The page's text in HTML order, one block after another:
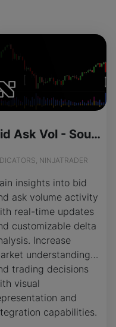
Bid Ask Vol - Source Code
NINJATRADER
insights into bid
ask volume activity
real-time updates
customizable delta
Increase
understanding
trading decisions
visual
and
capabilities.